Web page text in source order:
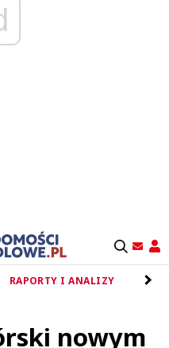
RAPORTY I ANALIZY
nowym